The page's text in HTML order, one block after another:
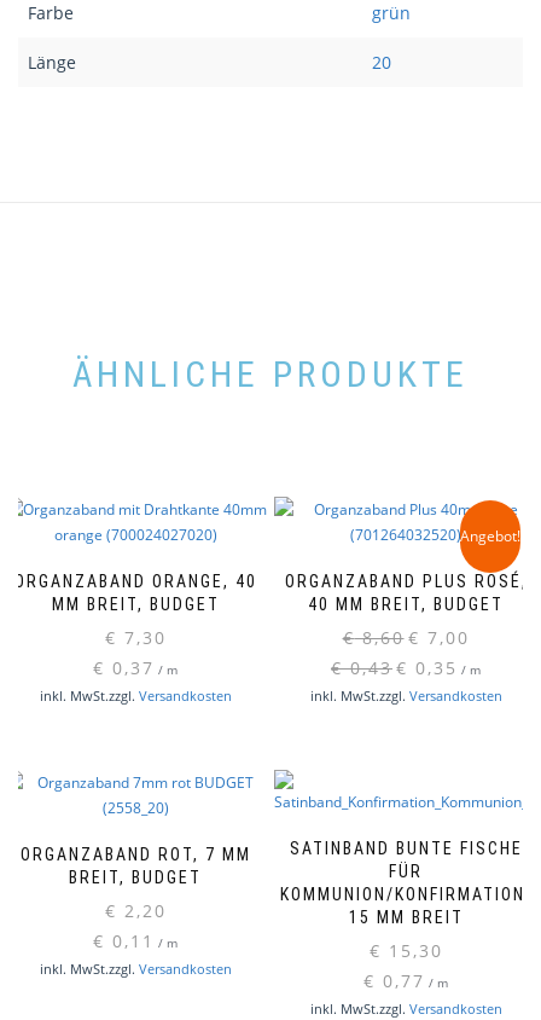
Farbe grün
Länge 20
ÄHNLICHE PRODUKTE
ORGANZABAND ORANGE, 40
MM BREIT, BUDGET
€ 7,30
€ 0,37 / m
inkl. MwSt.zzgl. Versandkosten
ORGANZABAND PLUS ROSÉ,
40 MM BREIT, BUDGET
Angebot!
€8,60 Ursprünglicher
Preis
€ 7,00
€0,43€ 0,35 / m
inkl. MwSt.zzgl. Versandkosten
ORGANZABAND ROT, 7 MM
BREIT, BUDGET
€ 2,20
€ 0,11 / m
inkl. MwSt.zzgl. Versandkosten
SATINBAND BUNTE FISCHE
FÜR
KOMMUNION/KONFIRMATION,
15 MM BREIT
€ 15,30
€ 0,77 / m
inkl. MwSt.zzgl. Versandkosten